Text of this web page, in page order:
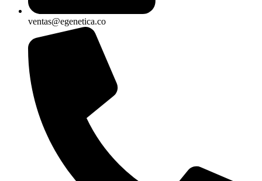
ventas@egenetica.co